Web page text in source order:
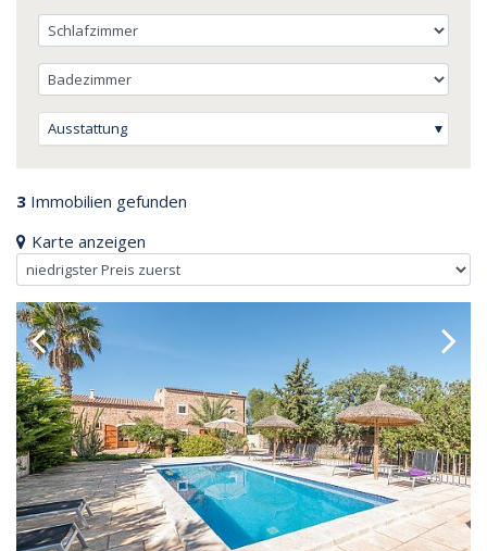
Ausstattung
3 Immobilien gefunden
Karte anzeigen